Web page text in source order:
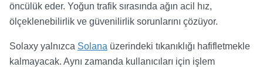
öncülük eder. Yoğun trafik sırasında ağın acil hız,
ölçeklenebilirlik ve güvenilirlik sorunlarını çözüyor.
Solaxy yalnızca Solana üzerindeki tıkanıklığı hafifletmekle
kalmayacak. Aynı zamanda kullanıcıları için işlem